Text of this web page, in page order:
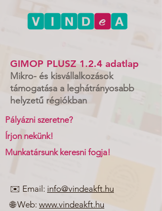
GIMOP PLUSZ 1.2.4 adatlap
Mikro- és kisvállalkozások
támogatása a leghátrányosabb
helyzetű régiókban
Pályázni szeretne?
Írjon nekünk!
Munkatársunk keresni fogja!
✉️ Email: info@vindeakft.hu
🌐 Web: www.vindeakft.hu